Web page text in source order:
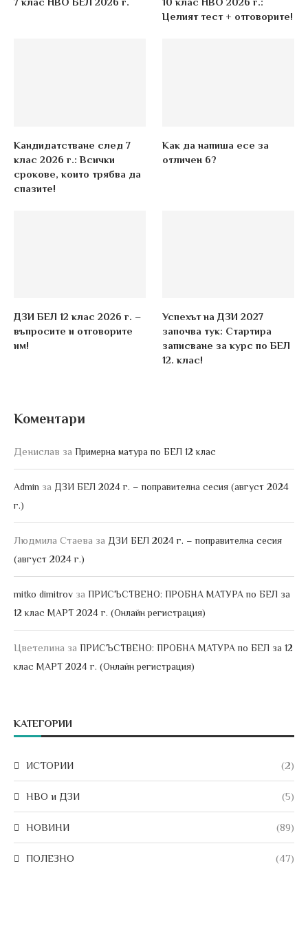
Целият тест + отговорите!
Кандидатстване след 7
клас 2026 г.: Всички
срокове, които трябва да
спазите!
Как да напиша есе за
отличен 6?
ДЗИ БЕЛ 12 клас 2026 г. –
въпросите и отговорите
им!
Успехът на ДЗИ 2027
започва тук: Стартира
записване за курс по БЕЛ
12. клас!
Коментари
Денислав за Примерна матура по БЕЛ 12 клас
Admin за ДЗИ БЕЛ 2024 г. – поправителна сесия (август 2024
г.)
Людмила Стаева за ДЗИ БЕЛ 2024 г. – поправителна сесия
(август 2024 г.)
mitko dimitrov за ПРИСЪСТВЕНО: ПРОБНА МАТУРА по БЕЛ за
12 клас МАРТ 2024 г. (Онлайн регистрация)
Цветелина за ПРИСЪСТВЕНО: ПРОБНА МАТУРА по БЕЛ за 12
клас МАРТ 2024 г. (Онлайн регистрация)
КАТЕГОРИИ
ИСТОРИИ (2)
НВО и ДЗИ (5)
НОВИНИ (89)
ПОЛЕЗНО (47)